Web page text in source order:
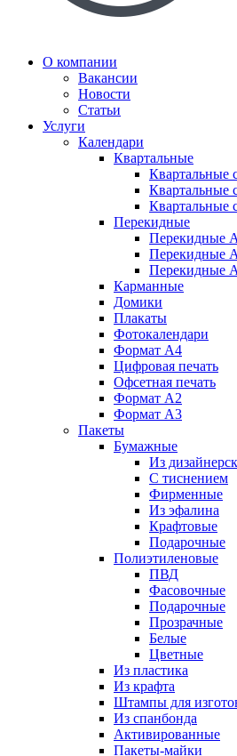
О компании
Вакансии
Новости
Статьи
Услуги
Календари
Квартальные
Квартальные
Квартальные
Квартальные
Перекидные
Перекидные
Перекидные
Перекидные
Карманные
Домики
Плакаты
Фотокалендари
Формат А4
Цифровая печать
Офсетная печать
Формат А2
Формат А3
Пакеты
Бумажные
Из
C тиснением
Фирменные
Из эфалина
Крафтовые
Подарочные
Полиэтиленовые
ПВД
Фасовочные
Подарочные
Прозрачные
Белые
Цветные
Из пластика
Из крафта
Штампы для
Из спанбонда
Активированные
Пакеты-майки